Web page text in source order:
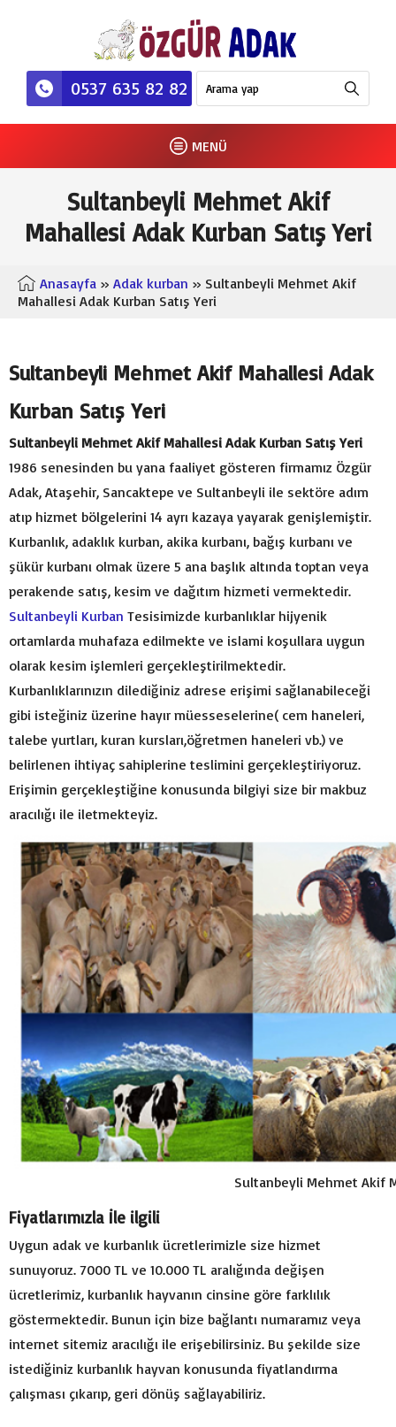
0537 635 82 82
MENÜ
Sultanbeyli Mehmet Akif
Mahallesi Adak Kurban Satış Yeri
Anasayfa » Adak kurban » Sultanbeyli Mehmet Akif
Mahallesi Adak Kurban Satış Yeri
Sultanbeyli Mehmet Akif Mahallesi Adak
Kurban Satış Yeri
Sultanbeyli Mehmet Akif Mahallesi Adak Kurban Satış Yeri
1986 senesinden bu yana faaliyet gösteren firmamız Özgür
Adak, Ataşehir, Sancaktepe ve Sultanbeyli ile sektöre adım
atıp hizmet bölgelerini 14 ayrı kazaya yayarak genişlemiştir.
Kurbanlık, adaklık kurban, akika kurbanı, bağış kurbanı ve
şükür kurbanı olmak üzere 5 ana başlık altında toptan veya
perakende satış, kesim ve dağıtım hizmeti vermektedir.
Sultanbeyli Kurban Tesisimizde kurbanlıklar hijyenik
ortamlarda muhafaza edilmekte ve islami koşullara uygun
olarak kesim işlemleri gerçekleştirilmektedir.
Kurbanlıklarınızın dilediğiniz adrese erişimi sağlanabileceği
gibi isteğiniz üzerine hayır müesseselerine( cem haneleri,
talebe yurtları, kuran kursları,öğretmen haneleri vb.) ve
belirlenen ihtiyaç sahiplerine teslimini gerçekleştiriyoruz.
Erişimin gerçekleştiğine konusunda bilgiyi size bir makbuz
aracılığı ile iletmekteyiz.
Sultanbeyli Mehmet Akif
Fiyatlarımızla İle ilgili
Uygun adak ve kurbanlık ücretlerimizle size hizmet
sunuyoruz. 7000 TL ve 10.000 TL aralığında değişen
ücretlerimiz, kurbanlık hayvanın cinsine göre farklılık
göstermektedir. Bunun için bize bağlantı numaramız veya
internet sitemiz aracılığı ile erişebilirsiniz. Bu şekilde size
istediğiniz kurbanlık hayvan konusunda fiyatlandırma
çalışması çıkarıp, geri dönüş sağlayabiliriz.